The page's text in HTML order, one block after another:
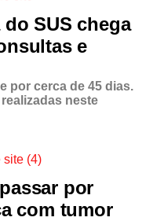
SUS chega
e
por cerca de 45 dias.
neste
por
com tumor